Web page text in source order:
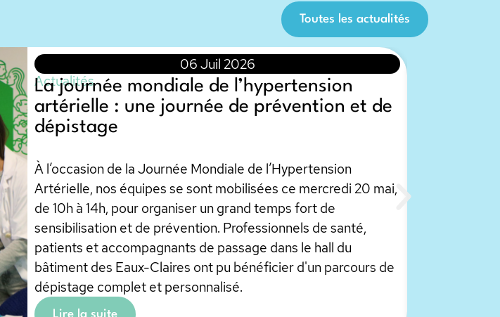
Toutes les actualités
06 Juil 2026
Actualités
La journée mondiale de l’hypertension
artérielle : une journée de prévention et de
dépistage
À l’occasion de la Journée Mondiale de l’Hypertension
Artérielle, nos équipes se sont mobilisées ce mercredi 20 mai,
de 10h à 14h, pour organiser un grand temps fort de
sensibilisation et de prévention. Professionnels de santé,
patients et accompagnants de passage dans le hall du
bâtiment des Eaux-Claires ont pu bénéficier d'un parcours de
dépistage complet et personnalisé.